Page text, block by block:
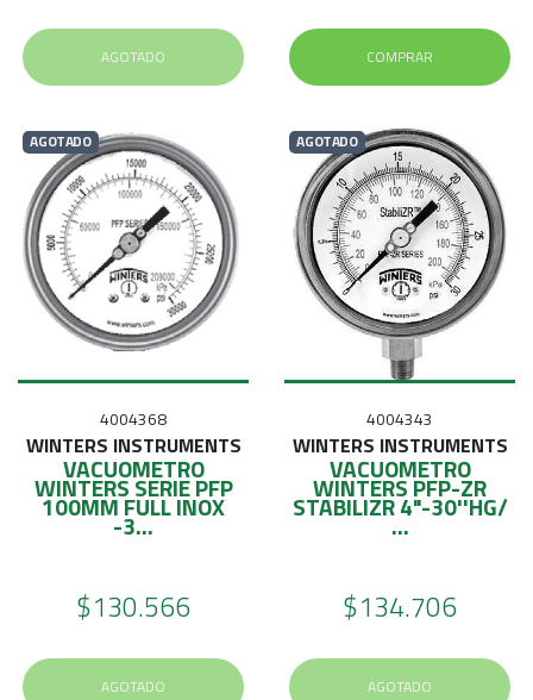
AGOTADO COMPRAR
AGOTADO
4004368
WINTERS INSTRUMENTS
VACUOMETRO
WINTERS SERIE PFP
100MM FULL INOX
-3...
$130.566
AGOTADO
AGOTADO
4004343
WINTERS INSTRUMENTS
VACUOMETRO
WINTERS PFP-ZR
STABILIZR 4"-30''HG/
...
$134.706
AGOTADO